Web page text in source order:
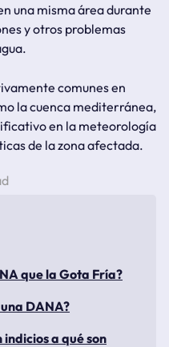
una misma área durante
y otros problemas
comunes en
la cuenca mediterránea,
en la meteorología
de la zona afectada.
que la Gota Fría?
DANA?
indicios a qué son